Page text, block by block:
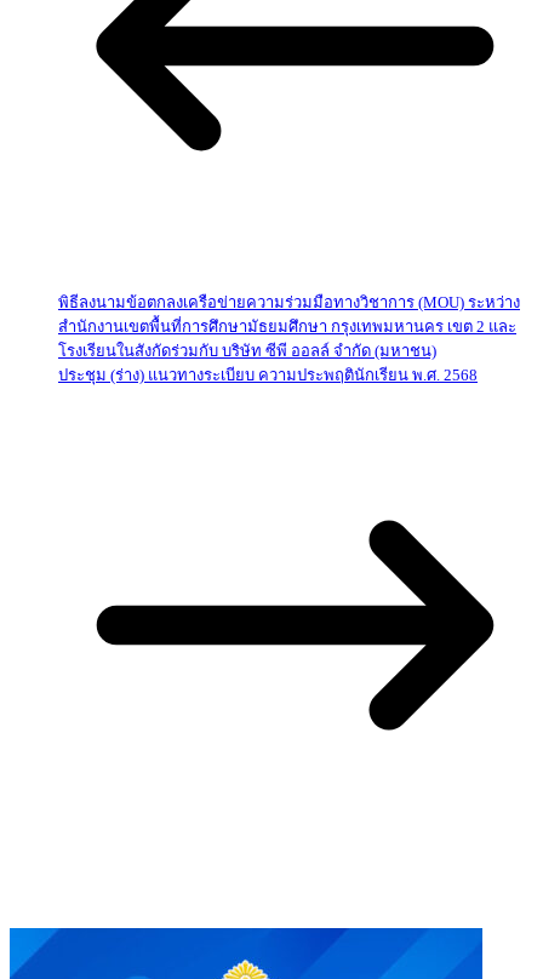
พิธีลงนามข้อตกลงเครือข่ายความร่วมมือทางวิชาการ (MOU) ระหว่าง
สำนักงานเขตพื้นที่การศึกษามัธยมศึกษา กรุงเทพมหานคร เขต 2 และ
โรงเรียนในสังกัดร่วมกับ บริษัท ซีพี ออลล์ จำกัด (มหาชน)
ประชุม (ร่าง) แนวทางระเบียบ ความประพฤตินักเรียน พ.ศ. 2568